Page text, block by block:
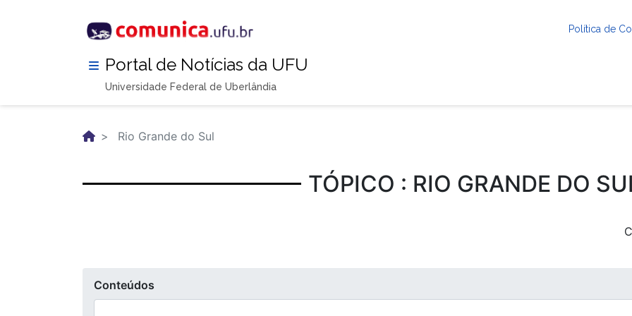
Política de
Portal de Notícias da UFU
Universidade Federal de Uberlândia
Rio Grande do Sul
TÓPICO : RIO GRANDE DO
Conteúdos